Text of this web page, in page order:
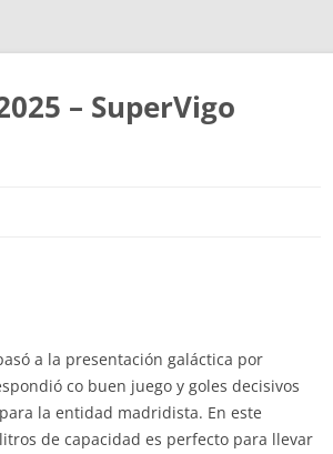
– SuperVigo
a la presentación galáctica por
co buen juego y goles decisivos
la entidad madridista. En este
de capacidad es perfecto para llevar